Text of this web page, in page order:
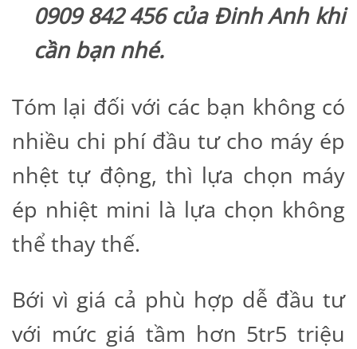
0909 842 456 của Đinh Anh khi
cần bạn nhé.
Tóm lại đối với các bạn không có
nhiều chi phí đầu tư cho máy ép
nhệt tự động, thì lựa chọn máy
ép nhiệt mini là lựa chọn không
thể thay thế.
Bới vì giá cả phù hợp dễ đầu tư
với mức giá tầm hơn 5tr5 triệu